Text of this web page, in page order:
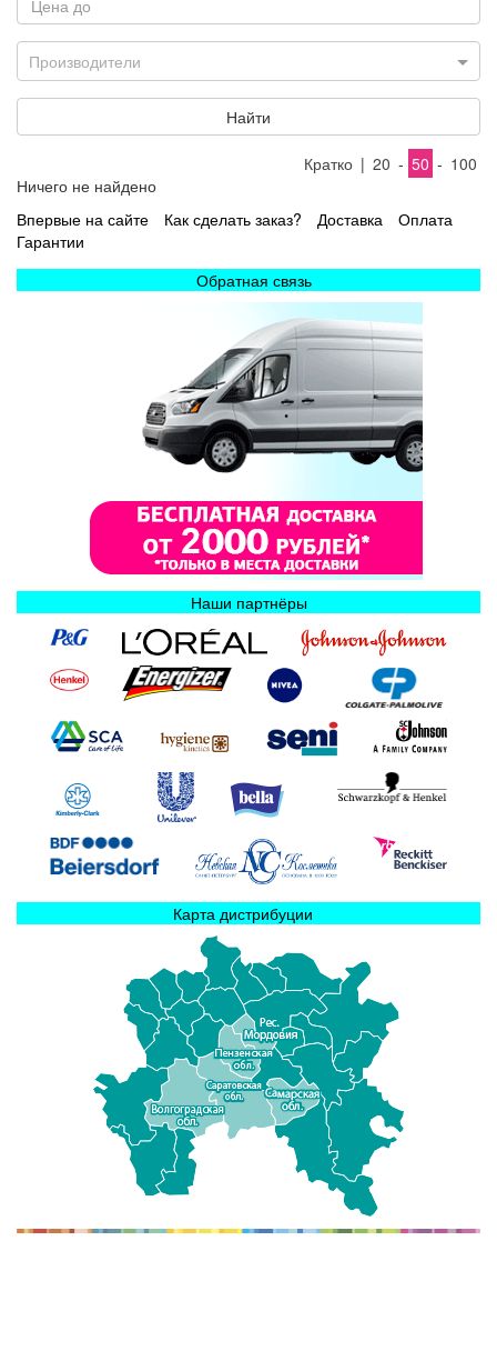
Производители
Найти
Кратко | 20 - 50 - 100
Ничего не найдено
Впервые на сайте
Как сделать заказ? Доставка
Оплата
Гарантии
Обратная связь
Наши партнёры
Карта дистрибуции